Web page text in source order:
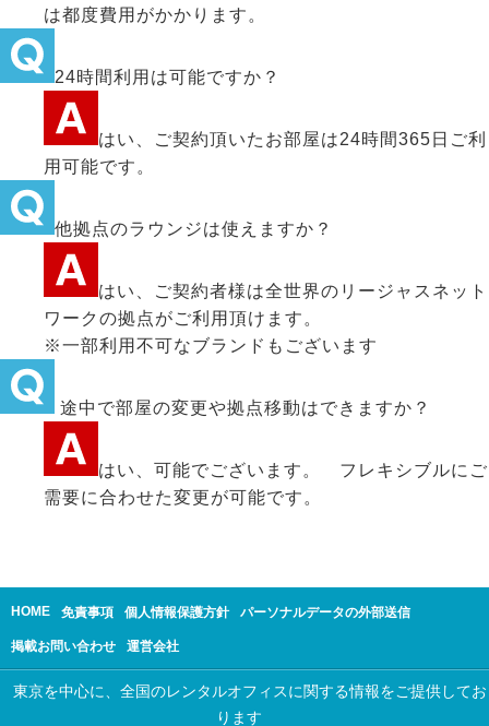
は都度費用がかかります。
24時間利用は可能ですか？
はい、ご契約頂いたお部屋は24時間365日ご利
用可能です。
他拠点のラウンジは使えますか？
はい、ご契約者様は全世界のリージャスネット
ワークの拠点がご利用頂けます。
※一部利用不可なブランドもございます
途中で部屋の変更や拠点移動はできますか？
はい、可能でございます。 フレキシブルにご
需要に合わせた変更が可能です。
HOME 免責事項 個人情報保護方針 パーソナルデータの外部送信
掲載お問い合わせ 運営会社
東京を中心に、全国のレンタルオフィスに関する情報をご提供してお
ります